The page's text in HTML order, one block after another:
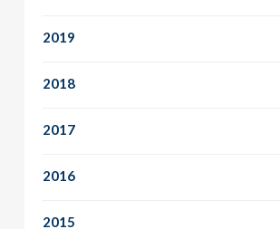
2019
2018
2017
2016
2015